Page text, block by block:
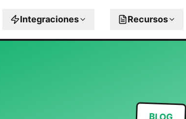
Integraciones Recursos